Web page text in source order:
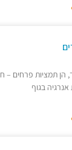
הן תמציות פרחים –
בגוף